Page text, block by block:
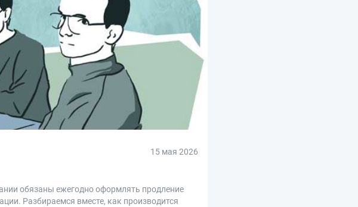
15 мая 2026
обязаны ежегодно оформлять продление
Разбираемся вместе, как производится